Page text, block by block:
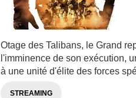
Otage des Talibans, le Grand
l'imminence de son exécution,
à une unité d'élite des forces
STREAMING